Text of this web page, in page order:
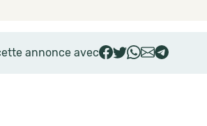
annonce avec